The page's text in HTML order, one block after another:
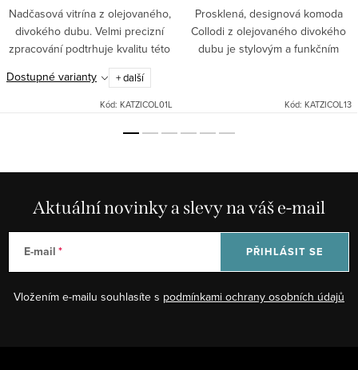
Nadčasová vitrína z olejovaného,
divokého dubu. Velmi precizní
zpracování podtrhuje kvalitu této
kolekce.
Dostupné varianty + další
Kód: KATZICOL01L
Prosklená, designová komoda
Collodi z olejovaného divokého
dubu je stylovým a funkčním
Kód: KATZICOL13
Aktuální novinky a slevy na váš e-mail
E-mail
Vložením e-mailu souhlasíte s podmínkami ochrany osobních údajů
PŘIHLÁSIT SE